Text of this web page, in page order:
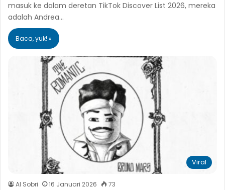
masuk ke dalam deretan TikTok Discover List 2026, mereka
adalah Andrea…
Baca, yuk! »
Viral
Al Sobri 16 Januari 2026 73